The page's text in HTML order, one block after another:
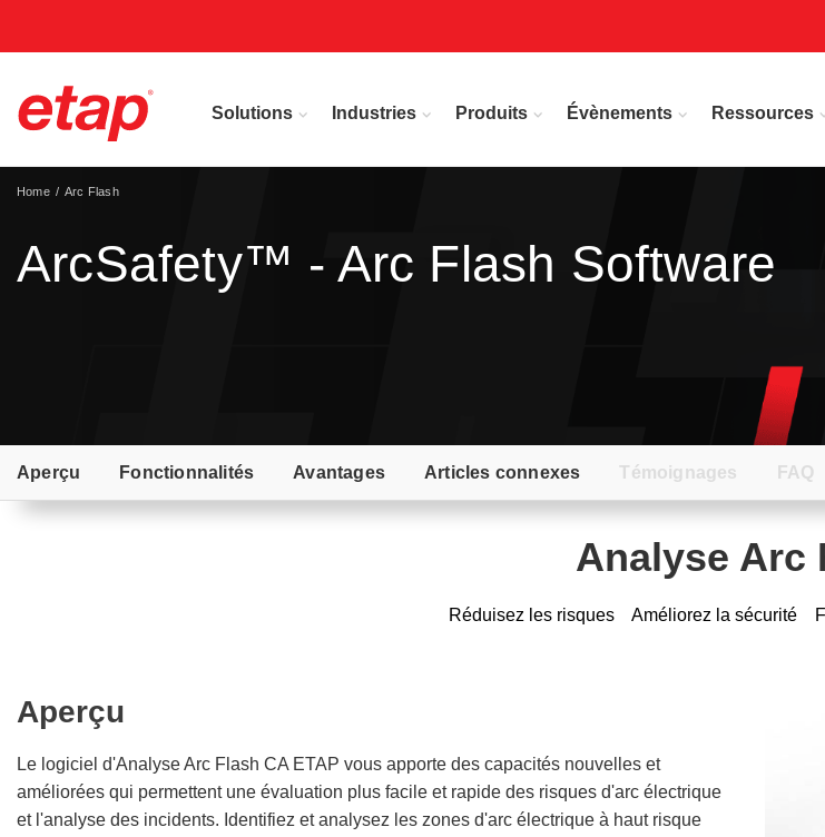
Solutions Industries Produits Évènements Ressources
ArcSafety™ - Arc Flash Software
Home Arc Flash
Aperçu Fonctionnalités Avantages Articles connexes Témoignages FAQ
Analyse Arc
Réduisez les risques Améliorez la sécurité
Aperçu
Le logiciel d'Analyse Arc Flash CA ETAP vous apporte des capacités nouvelles et
améliorées qui permettent une évaluation plus facile et rapide des risques d'arc électrique
et l'analyse des incidents. Identifiez et analysez les zones d'arc électrique à haut risque